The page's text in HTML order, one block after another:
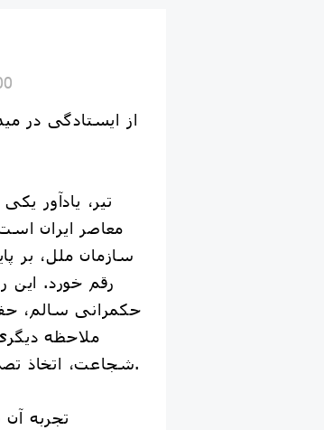
سازمان ملل، بر
رقم خورد. این
حکمرانی سالم،
ملاحظه
شجاعت، اتخاذ تصمیمی دشوار اما مسئولانه است.
تجربه